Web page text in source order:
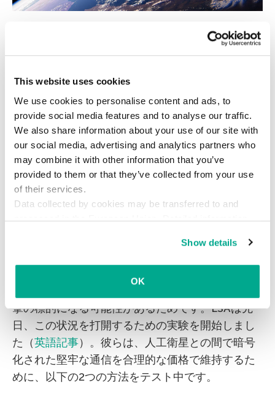
This website uses cookies
We use cookies to personalise content and ads, to
provide social media features and to analyse our traffic.
We also share information about your use of our site with
our social media, advertising and analytics partners who
may combine it with other information that you’ve
provided to them or that they’ve collected from your use
of their services.
Data collected by cookies may be transferred to and
processed in the European Union. Detailed information
Show details
OK
地球と宇宙船の間で情報をやり取りするときに暗
号化を使わないのには理由がありますが、その1つ
が放射線です。暗号化キーの使用するストレージ
領域が放射線によってダメージを受けると、通信
は中断されます。
ISSの乗組員がインターネット接続に使う通信衛星
の場合、問題はそこまで深刻ではありません。こ
のような衛星は、程度の差はありますが保護され
の宇宙船の場合、大半はそうではありません。
撃の標的になる可能性があるためです。ESAは先
日、この状況を打開するための実験を開始しまし
た（英語記事）。彼らは、人工衛星との間で暗号
化された堅牢な通信を合理的な価格で維持するた
めに、以下の2つの方法をテスト中です。